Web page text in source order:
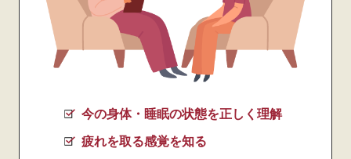
今の身体・睡眠の状態を正しく理解
疲れを取る感覚を知る